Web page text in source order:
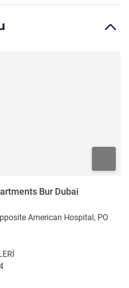
Bur Dubai
American Hospital, PO